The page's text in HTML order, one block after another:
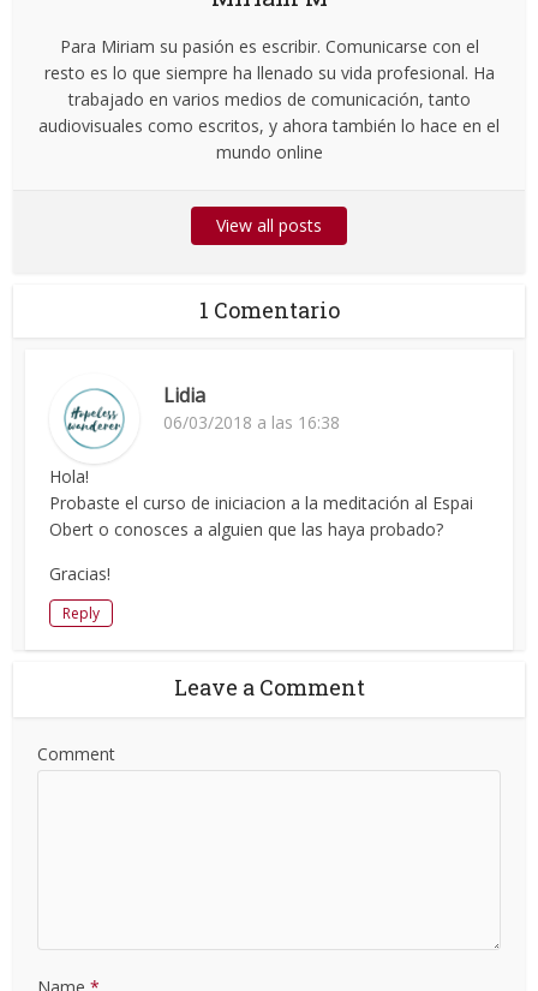
Para Miriam su pasión es escribir. Comunicarse con el
resto es lo que siempre ha llenado su vida profesional. Ha
trabajado en varios medios de comunicación, tanto
audiovisuales como escritos, y ahora también lo hace en el
mundo online
View all posts
1 Comentario
Lidia
06/03/2018 a las 16:38
Hola!
Probaste el curso de iniciacion a la meditación al Espai
Obert o conosces a alguien que las haya probado?
Gracias!
Reply
Leave a Comment
Comment